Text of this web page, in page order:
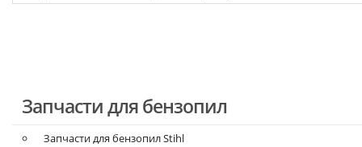
Запчасти для бензопил
Запчасти для бензопил Stihl